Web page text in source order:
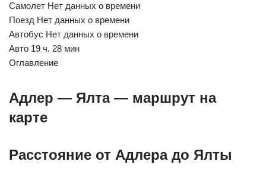
Самолет Нет данных о времени
Поезд Нет данных о времени
Автобус Нет данных о времени
Авто 19 ч. 28 мин
Оглавление
Адлер — Ялта — маршрут на
карте
Расстояние от Адлера до Ялты